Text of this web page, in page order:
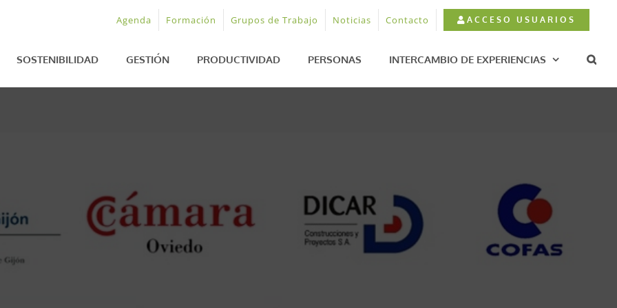
Agenda Formación Grupos de Trabajo Noticias Contacto ACCESO USUARIOS
SOSTENIBILIDAD GESTIÓN PRODUCTIVIDAD PERSONAS INTERCAMBIO DE EXPERIENCIAS